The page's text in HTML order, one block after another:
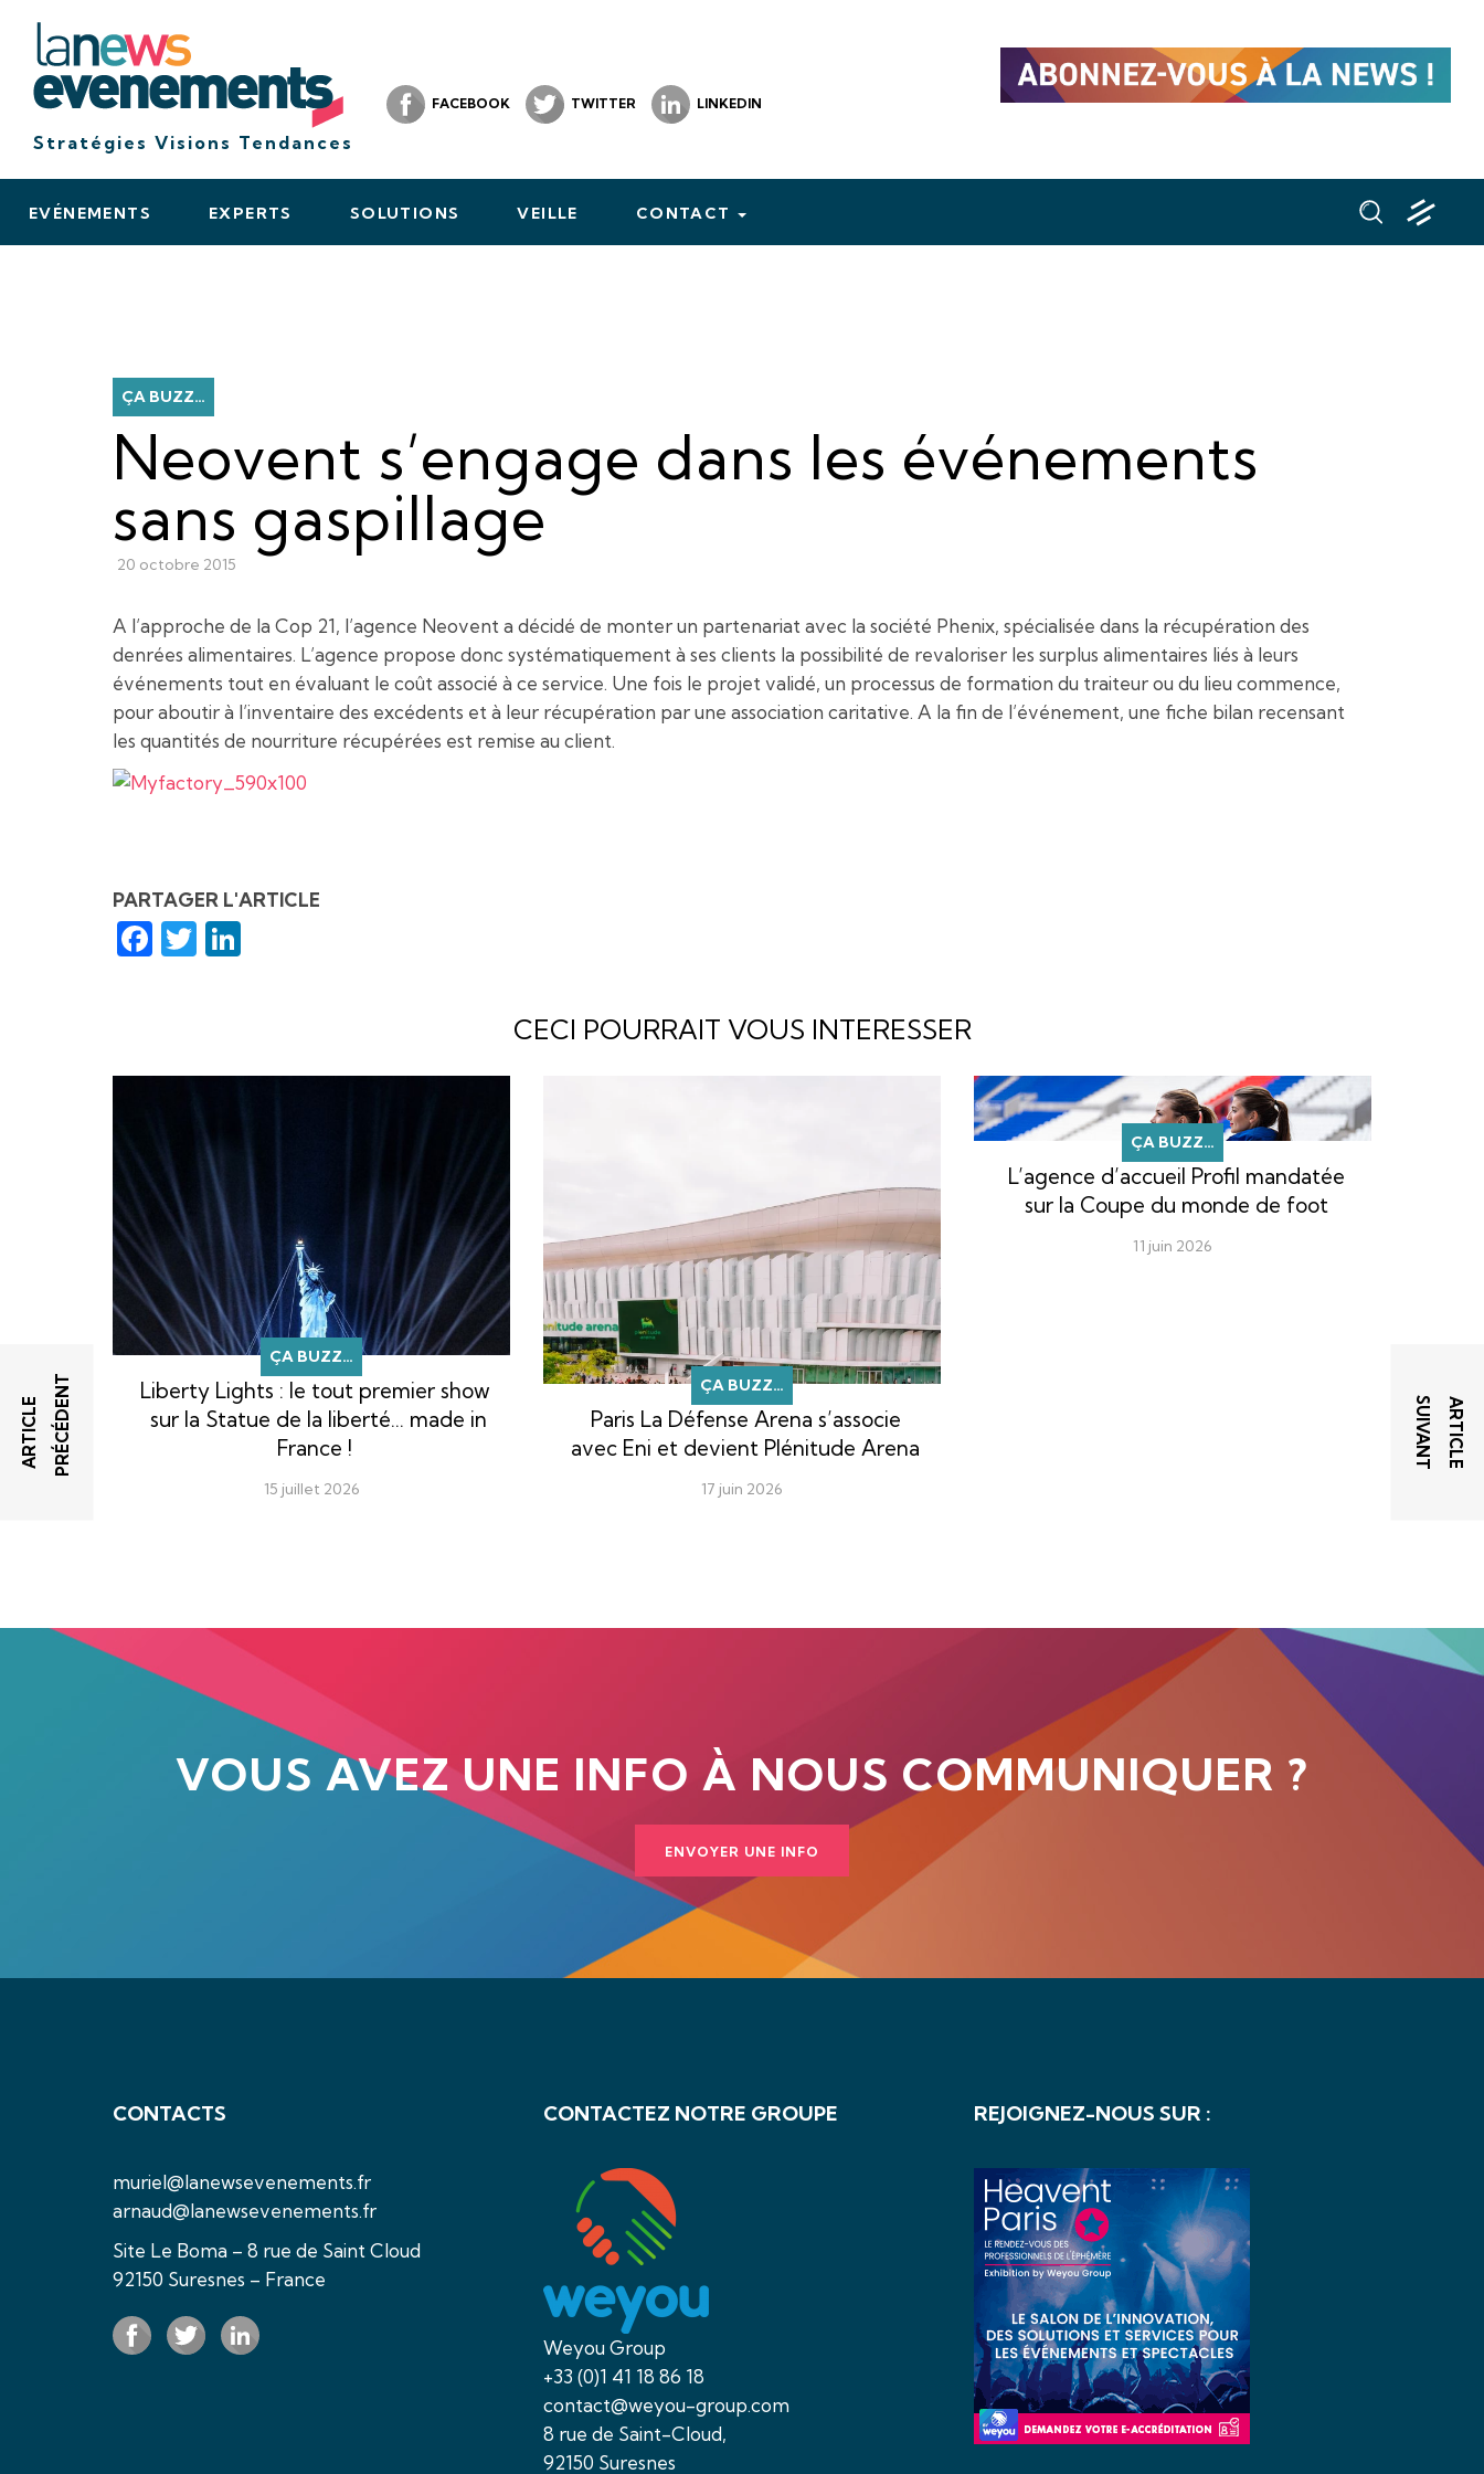
Stratégies Visions Tendances
FACEBOOK TWITTER LINKEDIN
EVÉNEMENTS EXPERTS SOLUTIONS VEILLE CONTACT
ÇA BUZZ…
Neovent s’engage dans les événements
sans gaspillage
20 octobre 2015
A l’approche de la Cop 21, l’agence Neovent a décidé de monter un partenariat avec la société Phenix, spécialisée dans la récupération des
denrées alimentaires. L’agence propose donc systématiquement à ses clients la possibilité de revaloriser les surplus alimentaires liés à leurs
événements tout en évaluant le coût associé à ce service. Une fois le projet validé, un processus de formation du traiteur ou du lieu commence,
pour aboutir à l’inventaire des excédents et à leur récupération par une association caritative. A la fin de l’événement, une fiche bilan recensant
les quantités de nourriture récupérées est remise au client.
PARTAGER L'ARTICLE
Facebook
Twitter
A
R
T
I
C
L
E
P
R
É
C
É
D
E
N T A
R
T
I
C
L
E
S
U
I
V
A
N
T
CECI POURRAIT VOUS INTERESSER
ÇA BUZZ…
Liberty Lights : le tout premier show
sur la Statue de la liberté… made in
France !
15 juillet 2026
ÇA BUZZ…
Paris La Défense Arena s’associe
avec Eni et devient Plénitude Arena
17 juin 2026
ÇA BUZZ…
L’agence d’accueil Profil mandatée
sur la Coupe du monde de foot
11 juin 2026
VOUS AVEZ UNE INFO À NOUS COMMUNIQUER ?
ENVOYER UNE INFO
CONTACTS
muriel@lanewsevenements.fr
arnaud@lanewsevenements.fr
Site Le Boma – 8 rue de Saint Cloud
92150 Suresnes – France
CONTACTEZ NOTRE GROUPE
Weyou Group
+33 (0)1 41 18 86 18
contact@weyou-group.com
8 rue de Saint-Cloud,
92150 Suresnes
REJOIGNEZ-NOUS SUR :